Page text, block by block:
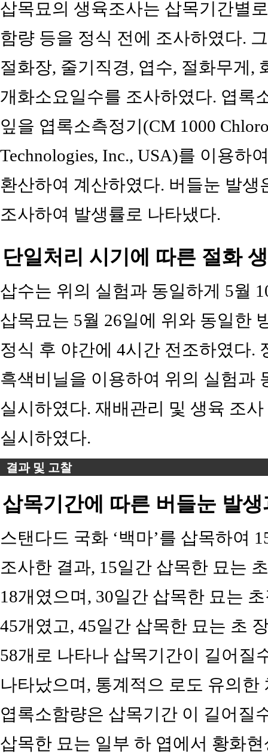
삽목묘의 생육조사는 삽목기간별
함량 등을 정식 전에 조사하였다.
절화장, 줄기직경, 엽수, 절화무게,
개화소요일수를 조사하였다. 엽록
잎을 엽록소측정기(CM 1000
Technologies, Inc., USA)를 이용하
환산하여 계산하였다. 버들눈 발생
조사하여 발생률로 나타냈다.
단일처리 시기에 따른 절화
삽수는 위의 실험과 동일하게 5월
삽목묘는 5월 26일에 위와 동일한
정식 후 야간에 4시간 전조하였다.
흑색비닐을 이용하여 위의 실험과
실시하였다. 재배관리 및 생육 조
실시하였다.
결과 및 고찰
삽목기간에 따른 버들눈 발
스탠다드 국화 ‘백마’를 삽목하여
조사한 결과, 15일간 삽목한 묘는
18개였으며, 30일간 삽목한 묘는
45개였고, 45일간 삽목한 묘는 초
58개로 나타나 삽목기간이 길어질
나타났으며, 통계적으 로도 유의한
엽록소함량은 삽목기간 이 길어질
삽목한 묘는 일부 하 엽에서 황화